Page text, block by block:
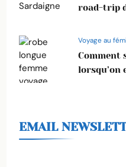
road-trip
Voyage au
Comment
lorsqu’on
EMAIL